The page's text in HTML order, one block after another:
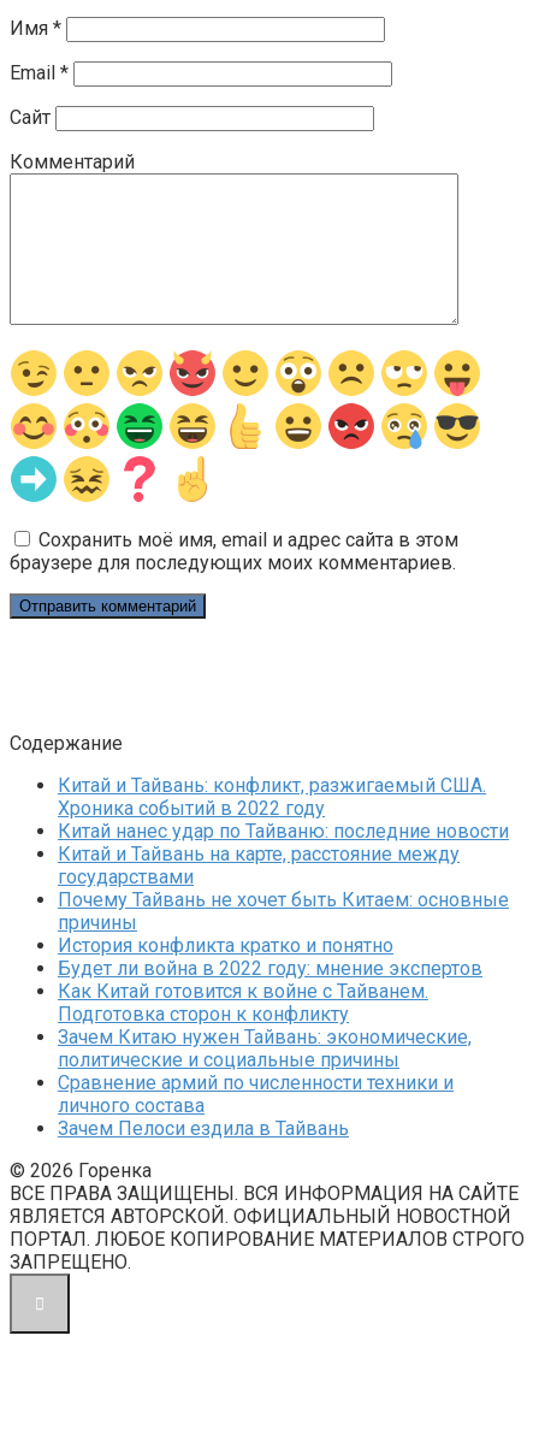
Имя *
Email *
Сайт
Комментарий
Сохранить моё имя, email и адрес сайта в этом
браузере для последующих моих комментариев.
Содержание
Китай и Тайвань: конфликт, разжигаемый США.
Хроника событий в 2022 году
Китай нанес удар по Тайваню: последние новости
Китай и Тайвань на карте, расстояние между
государствами
Почему Тайвань не хочет быть Китаем: основные
причины
История конфликта кратко и понятно
Будет ли война в 2022 году: мнение экспертов
Как Китай готовится к войне с Тайванем.
Подготовка сторон к конфликту
Зачем Китаю нужен Тайвань: экономические,
политические и социальные причины
Сравнение армий по численности техники и
личного состава
Зачем Пелоси ездила в Тайвань
© 2026 Горенка
ВСЕ ПРАВА ЗАЩИЩЕНЫ. ВСЯ ИНФОРМАЦИЯ НА САЙТЕ
ЯВЛЯЕТСЯ АВТОРСКОЙ. ОФИЦИАЛЬНЫЙ НОВОСТНОЙ
ПОРТАЛ. ЛЮБОЕ КОПИРОВАНИЕ МАТЕРИАЛОВ СТРОГО
ЗАПРЕЩЕНО.